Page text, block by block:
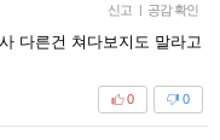
신고 | 공감 확인
다른건 쳐다보지도 말라고
0
0